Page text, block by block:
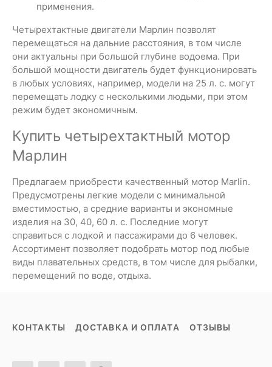
применения.
Четырехтактные двигатели Марлин позволят
перемещаться на дальние расстояния, в том числе
они актуальны при большой глубине водоема. При
большой мощности двигатель будет функционировать
в любых условиях, например, модели на 25 л. с. могут
перемещать лодку с несколькими людьми, при этом
режим будет экономичным.
Купить четырехтактный мотор
Марлин
Предлагаем приобрести качественный мотор Marlin.
Предусмотрены легкие модели с минимальной
вместимостью, а средние варианты и экономные
изделия на 30, 40, 60 л. с. Последние могут
справиться с лодкой и пассажирами до 6 человек.
Ассортимент позволяет подобрать мотор под любые
виды плавательных средств, в том числе для рыбалки,
перемещений по воде, отдыха.
КОНТАКТЫ ДОСТАВКА И ОПЛАТА ОТЗЫВЫ